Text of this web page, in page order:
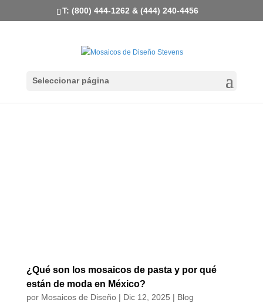
T: (800) 444-1262 & (444) 240-4456
Seleccionar página
¿Qué son los mosaicos de pasta y por qué
están de moda en México?
por Mosaicos de Diseño| Dic 12, 2025 | Blog